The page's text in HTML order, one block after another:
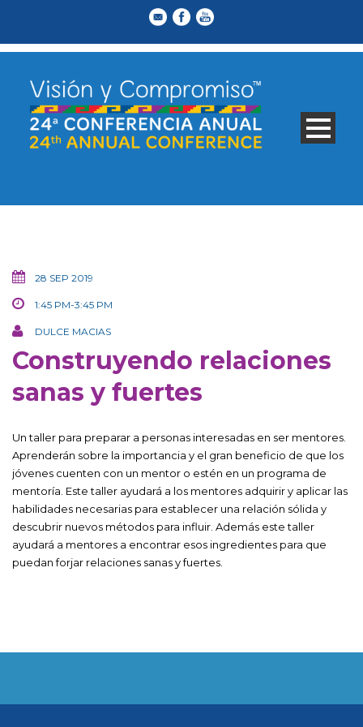
28 SEP 2019
1:45 PM-3:45 PM
DULCE MACIAS
Construyendo relaciones
sanas y fuertes
Un taller para preparar a personas interesadas en ser mentores.
Aprenderán sobre la importancia y el gran beneficio de que los
jóvenes cuenten con un mentor o estén en un programa de
mentoría. Este taller ayudará a los mentores adquirir y aplicar las
habilidades necesarias para establecer una relación sólida y
descubrir nuevos métodos para influir. Además este taller
ayudará a mentores a encontrar esos ingredientes para que
puedan forjar relaciones sanas y fuertes.